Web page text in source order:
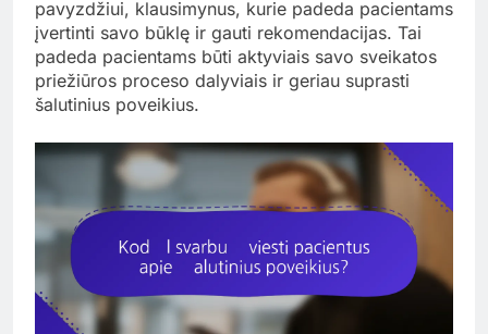
pavyzdžiui, klausimynus, kurie padeda pacientams
įvertinti savo būklę ir gauti rekomendacijas. Tai
padeda pacientams būti aktyviais savo sveikatos
priežiūros proceso dalyviais ir geriau suprasti
šalutinius poveikius.